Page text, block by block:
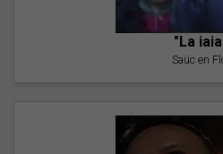
"La
Saüc en